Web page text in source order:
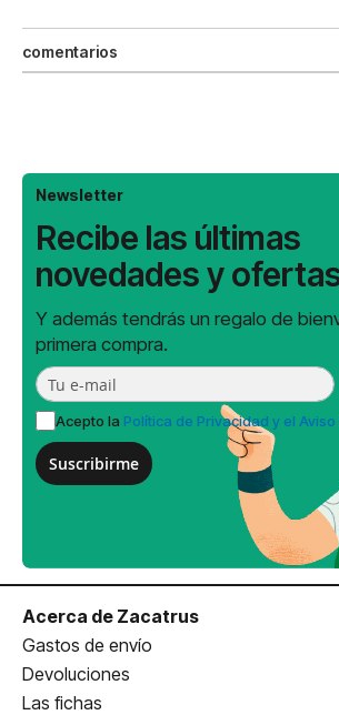
comentarios
Newsletter
Recibe las últimas
novedades y
Y además tendrás un regalo de
primera compra.
Acepto la Política de Privacidad y el
Suscribirme
Acerca de Zacatrus
Gastos de envío
Devoluciones
Las fichas